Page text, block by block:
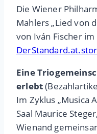
Die Wiener
Mahlers „Lied von
von Iván Fischer
Eine
erlebt
Im Zyklus „Musica
Saal Maurice
Wienand